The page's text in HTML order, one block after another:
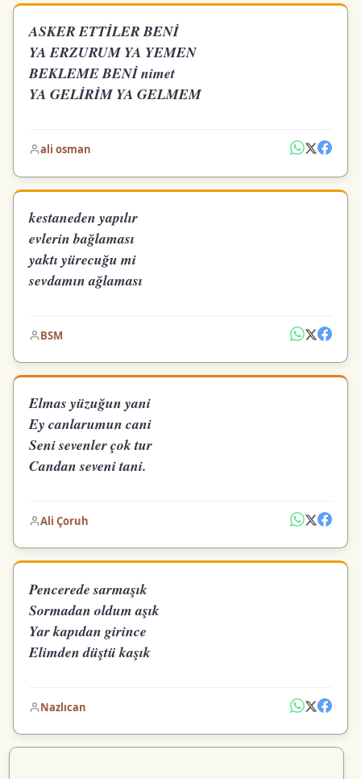
ASKER ETTİLER BENİ
YA ERZURUM YA YEMEN
BEKLEME BENİ nimet
YA GELİRİM YA GELMEM
ali osman
kestaneden yapılır
evlerin bağlaması
yaktı yürecuğu mi
sevdamın ağlaması
BSM
Elmas yüzuğun yani
Ey canlarumun cani
Seni sevenler çok tur
Candan seveni tani.
Ali Çoruh
Pencerede sarmaşık
Sormadan oldum aşık
Yar kapıdan girince
Elimden düştü kaşık
Nazlıcan